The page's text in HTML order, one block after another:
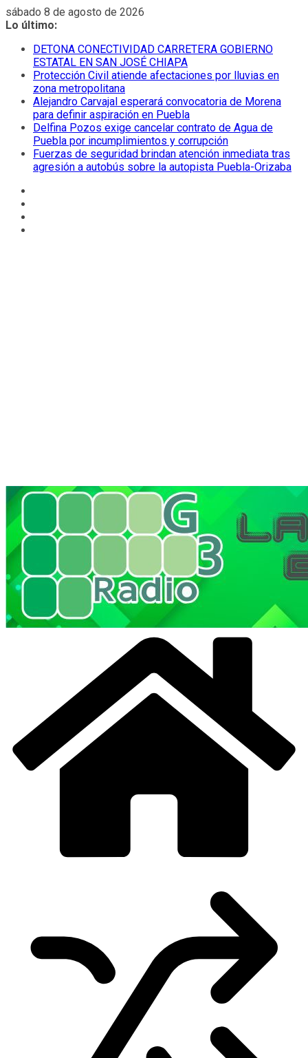
Saltar
al
sábado 8 de agosto de 2026
Lo último:
DETONA CONECTIVIDAD CARRETERA GOBIERNO
ESTATAL EN SAN JOSÉ CHIAPA
Protección Civil atiende afectaciones por lluvias en
zona metropolitana
Alejandro Carvajal esperará convocatoria de Morena
para definir aspiración en Puebla
Delfina Pozos exige cancelar contrato de Agua de
Puebla por incumplimientos y corrupción
Fuerzas de seguridad brindan atención inmediata tras
agresión a autobús sobre la autopista Puebla-Orizaba